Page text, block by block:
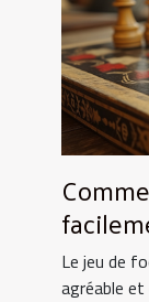
Le jeu de
agréable